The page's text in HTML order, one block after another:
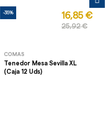
-35% 16,85 €
25,92 €
COMAS
Tenedor Mesa Sevilla XL
(Caja 12 Uds)